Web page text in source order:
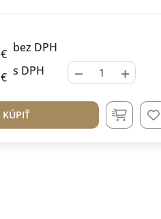
€ bez DPH
€ s DPH − +
KÚPIŤ